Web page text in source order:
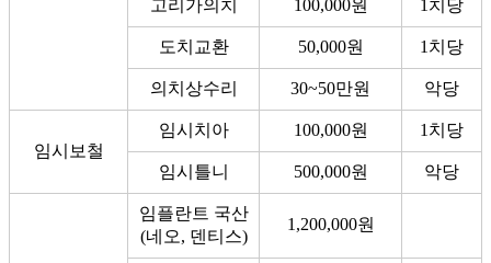
고리가의치 100,000원 1치당
도치교환 50,000원 1치당
의치상수리 30~50만원 악당
임시보철
임시치아 100,000원 1치당
임시틀니 500,000원 악당
임플란트 국산
(네오, 덴티스)
1,200,000원